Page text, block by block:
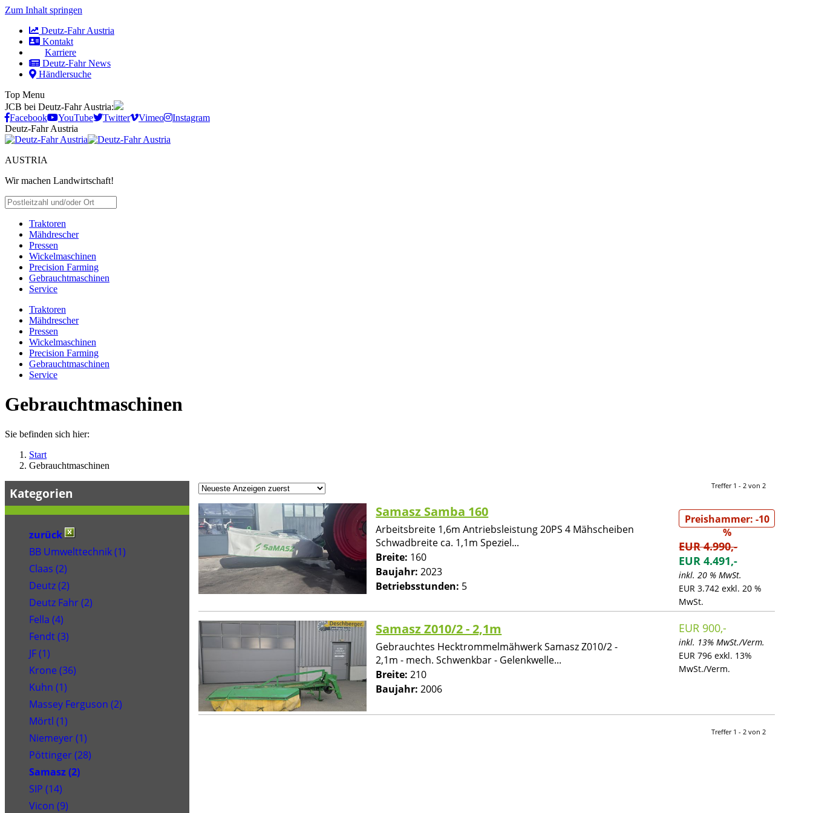
Zum Inhalt springen
Deutz-Fahr Austria
Kontakt
Karriere
Deutz-Fahr News
Händlersuche
Top Menu
JCB bei Deutz-Fahr Austria:
Facebook
YouTube Twitter Vimeo
Instagram
Deutz-Fahr Austria
AUSTRIA
Wir machen Landwirtschaft!
Traktoren
Mähdrescher
Pressen
Wickelmaschinen
Precision Farming
Gebrauchtmaschinen
Service
Traktoren
Mähdrescher
Pressen
Wickelmaschinen
Precision Farming
Gebrauchtmaschinen
Service
Gebrauchtmaschinen
Sie befinden sich hier:
Start
Gebrauchtmaschinen
Kategorien
zurück
BB Umwelttechnik (1)
Claas (2)
Deutz (2)
Deutz Fahr (2)
Fella (4)
Fendt (3)
JF (1)
Krone (36)
Kuhn (1)
Massey Ferguson (2)
Mörtl (1)
Niemeyer (1)
Pöttinger (28)
Samasz (2)
SIP (14)
Vicon (9)
Treffer 1 - 2 von 2
Samasz Samba 160
Arbeitsbreite 1,6m Antriebsleistung 20PS 4 Mähscheiben
Schwadbreite ca. 1,1m Speziel...
Breite: 160
Baujahr: 2023
Betriebsstunden: 5
Preishammer: -10
%
EUR 4.990,-
EUR 4.491,-
inkl. 20 % MwSt.
EUR 3.742 exkl. 20 %
MwSt.
Samasz Z010/2 - 2,1m
Gebrauchtes Hecktrommelmähwerk Samasz Z010/2 -
2,1m - mech. Schwenkbar - Gelenkwelle...
Breite: 210
Baujahr: 2006
EUR 900,-
inkl. 13% MwSt./Verm.
EUR 796 exkl. 13%
MwSt./Verm.
Treffer 1 - 2 von 2